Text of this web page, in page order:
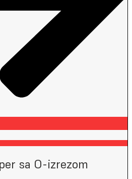
sa O-izrezom